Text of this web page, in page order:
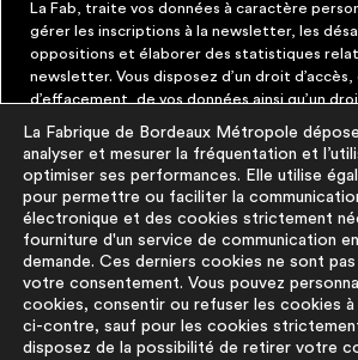
La Fab, traite vos données à caractère
gérer les inscriptions à la newsletter, les
oppositions et élaborer des statistiques
newsletter. Vous disposez d’un droit
d’effacement, de vos données ainsi qu’un
moment faire cesser ces communications en
désinscription figurant dans chaque message.
exercer ces droits par courrier électronique
bm.fr. Pour en savoir plus sur le traitement
cliquezici
À PROPOS
La démarche
PLUS
La Fabrique de Bordeaux Métropole
analyser et mesurer la fréquentation et
optimiser ses performances. Elle utilise
pour permettre ou faciliter la
électronique et des cookies strictement
fourniture d'un service de communication
demande. Ces derniers cookies ne sont
votre consentement. Vous pouvez
cookies, consentir ou refuser les cookies
ci-contre, sauf pour les cookies
disposez de la possibilité de retirer votre